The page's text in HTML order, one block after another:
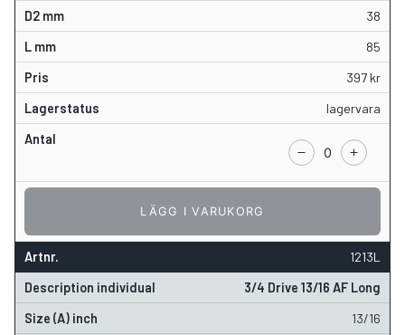
38
85
397 kr
lagervara
LÄGG I VARUKORG
1213L
3/4 Drive 13/16 AF Long
13/16